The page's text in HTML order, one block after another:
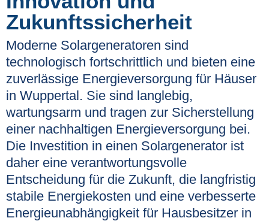
Zukunftssicherheit
Moderne Solargeneratoren sind
technologisch fortschrittlich und bieten eine
zuverlässige Energieversorgung für Häuser
in Wuppertal. Sie sind langlebig,
wartungsarm und tragen zur Sicherstellung
einer nachhaltigen Energieversorgung bei.
Die Investition in einen Solargenerator ist
daher eine verantwortungsvolle
Entscheidung für die Zukunft, die langfristig
stabile Energiekosten und eine verbesserte
Energieunabhängigkeit für Hausbesitzer in